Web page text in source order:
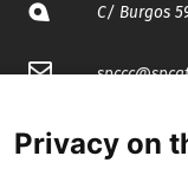
C/ Burgos
spccc@
Privacy on